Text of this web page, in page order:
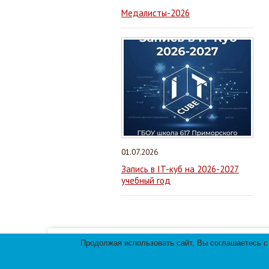
Медалисты-2026
01.07.2026
Запись в IT-куб на 2026-2027
учебный год
Продолжая использовать сайт, Вы соглашаетесь
Мы используем файлы cookies для